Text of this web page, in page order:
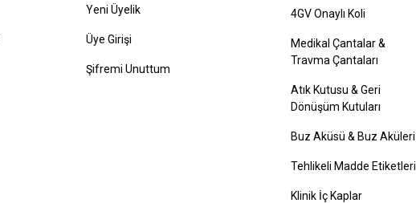
Yeni Üyelik
Üye Girişi
Şifremi Unuttum
4GV Onaylı Koli
Medikal Çantalar &
Travma Çantaları
Atık Kutusu & Geri
Dönüşüm Kutuları
Buz Aküsü & Buz Aküleri
Tehlikeli Madde Etiketleri
Klinik İç Kaplar